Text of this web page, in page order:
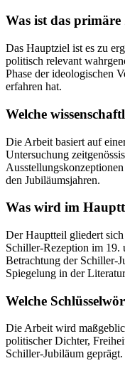
Was ist das
Das Hauptziel ist es zu
politisch relevant
Phase der ideologischen
erfahren hat.
Welche
Die Arbeit basiert auf
Untersuchung
den Jubiläumsjahren.
Was wird im
Der Hauptteil gliedert
Schiller-Rezeption im 19.
Betrachtung der Schiller-
Spiegelung in der
Welche
Die Arbeit wird
politischer Dichter,
Schiller-Jubiläum geprägt.